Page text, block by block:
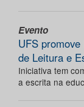
Evento
UFS
de Leitura e
Iniciativa tem
a escrita na